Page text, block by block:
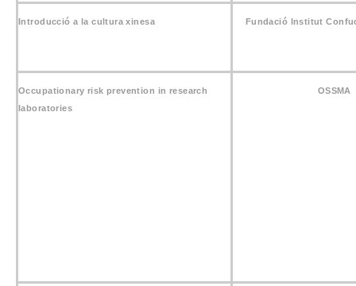
Introducció a la cultura xinesa Fundació Institut
Occupationary risk prevention in research
laboratories
OSSMA